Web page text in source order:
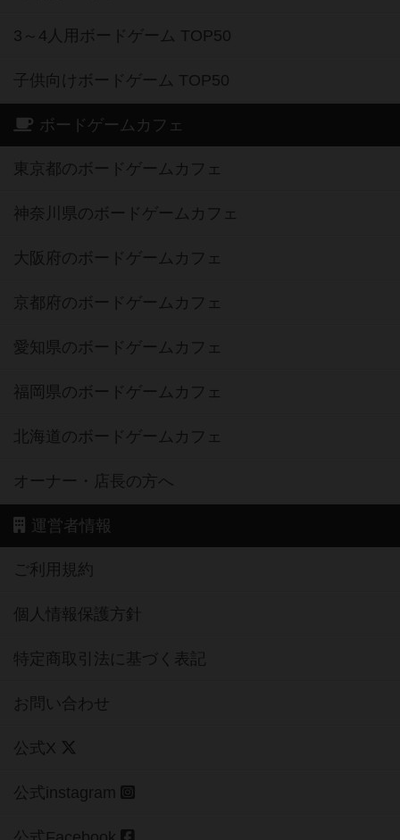
3～4人用ボードゲーム TOP50
子供向けボードゲーム TOP50
ボードゲームカフェ
東京都のボードゲームカフェ
神奈川県のボードゲームカフェ
大阪府のボードゲームカフェ
京都府のボードゲームカフェ
愛知県のボードゲームカフェ
福岡県のボードゲームカフェ
北海道のボードゲームカフェ
オーナー・店長の方へ
運営者情報
ご利用規約
個人情報保護方針
特定商取引法に基づく表記
お問い合わせ
公式X
公式instagram